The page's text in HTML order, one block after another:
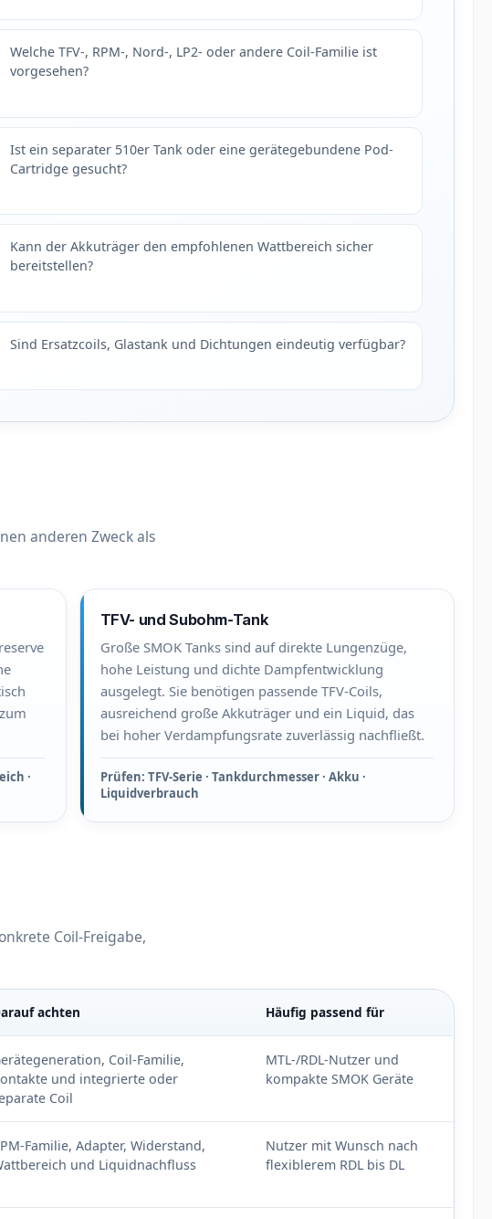
Welche TFV-, RPM-, Nord-, LP2- oder andere Coil-Familie ist
vorgesehen?
Ist ein separater 510er Tank oder eine gerätegebundene Pod-
Cartridge gesucht?
Kann der Akkuträger den empfohlenen Wattbereich sicher
bereitstellen?
Sind Ersatzcoils, Glastank und Dichtungen eindeutig verfügbar?
anderen Zweck als
·
TFV- und Subohm-Tank
Große SMOK Tanks sind auf direkte Lungenzüge,
hohe Leistung und dichte Dampfentwicklung
ausgelegt. Sie benötigen passende TFV-Coils,
ausreichend große Akkuträger und ein Liquid, das
bei hoher Verdampfungsrate zuverlässig nachfließt.
Prüfen: TFV-Serie · Tankdurchmesser · Akku ·
Liquidverbrauch
Coil-Freigabe,
achten Häufig passend für
Coil-Familie,
und integrierte oder
Coil
MTL-/RDL-Nutzer und
kompakte SMOK Geräte
Familie, Adapter, Widerstand,
und Liquidnachfluss
Nutzer mit Wunsch nach
flexiblerem RDL bis DL